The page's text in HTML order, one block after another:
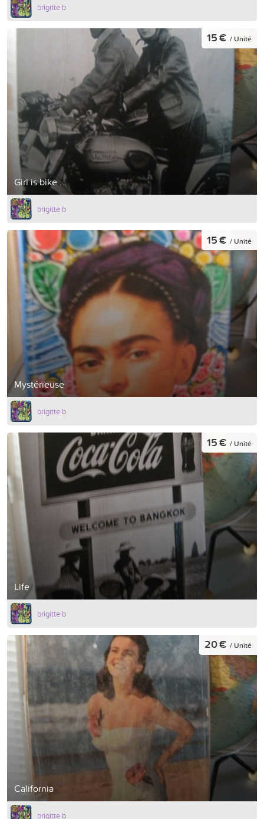
brigitte b
Girl is bike ...
15 € / Unité
brigitte b
Mystérieuse
15 € / Unité
brigitte b
Life
15 € / Unité
brigitte b
California
20 € / Unité
brigitte b